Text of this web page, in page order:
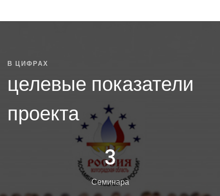
В ЦИФРАХ
целевые показатели
проекта
3
Семинара